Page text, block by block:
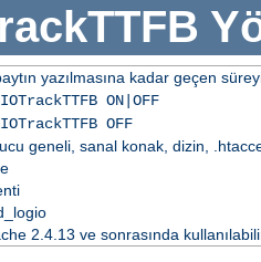
yazılmasına kadar geçen
ON|OFF
OFF
geneli, sanal konak, dizin,
2.4.13 ve sonrasında